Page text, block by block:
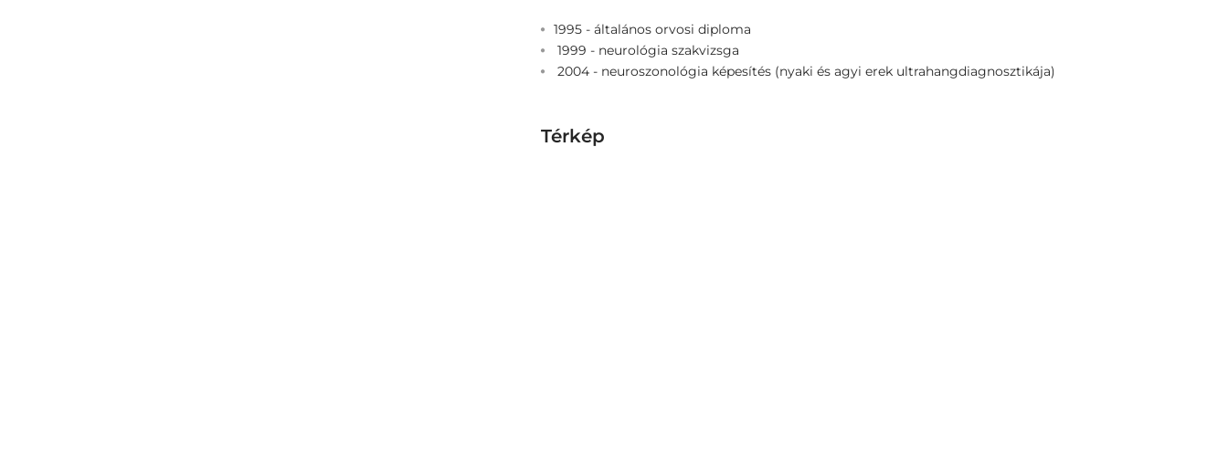
1995 - általános orvosi diploma
1999 - neurológia szakvizsga
2004 - neuroszonológia képesítés (nyaki és agyi erek ultrahangdiagnosztikája)
Térkép